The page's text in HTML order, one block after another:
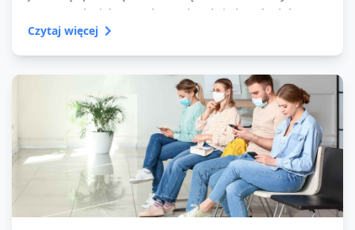
powraca każdego roku – niezależnie od wieku czy
stylu życia. Ale dlaczego chorujemy jesienią i zimą
częściej niż w cieplejszych miesiącach?
Czytaj więcej